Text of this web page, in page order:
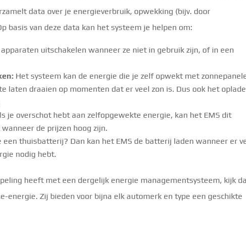
data over je energieverbruik, opwekking (bijv. door
basis van deze data kan het systeem je helpen om:
apparaten uitschakelen wanneer ze niet in gebruik zijn, of in een
Het systeem kan de energie die je zelf opwekt met
laten draaien op momenten dat er veel zon is. Dus ook het
je overschot hebt aan zelfopgewekte energie, kan het EMS dit
de prijzen hoog zijn.
een thuisbatterij? Dan kan het EMS de batterij laden wanneer er
nodig hebt.
heeft met een dergelijk energie managementsysteem, kijk
energie. Zij bieden voor bijna elk automerk en type een geschikte